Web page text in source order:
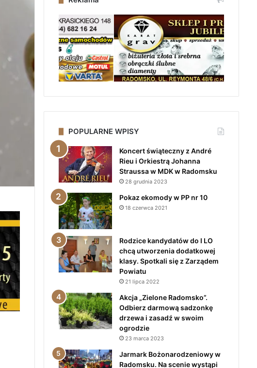
POPULARNE WPISY
Koncert świąteczny z André
Rieu i Orkiestrą Johanna
Straussa w MDK w Radomsku
28 grudnia 2023
Pokaz ekomody w PP nr 10
18 czerwca 2021
Rodzice kandydatów do I LO
chcą utworzenia dodatkowej
klasy. Spotkali się z Zarządem
Powiatu
21 lipca 2022
Akcja „Zielone Radomsko”.
Odbierz darmową sadzonkę
drzewa i zasadź w swoim
ogrodzie
23 marca 2023
Jarmark Bożonarodzeniowy w
Radomsku. Na scenie wystąpi